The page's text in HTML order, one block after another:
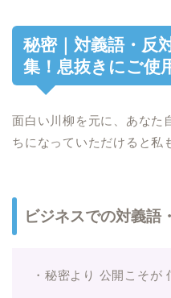
秘密｜対義語・反
集！息抜きにご
面白い川柳を元に、あなた
ちになっていただけると私
ビジネスでの対義語
・秘密より 公開こそが